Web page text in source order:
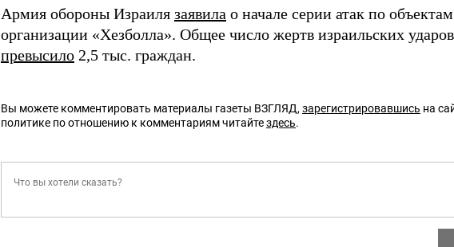
Армия обороны Израиля заявила о начале серии атак по
организации «Хезболла». Общее число жертв израильских
превысило 2,5 тыс. граждан.
Вы можете комментировать материалы газеты ВЗГЛЯД, зарегистрировавшись на
политике по отношению к комментариям читайтездесь.